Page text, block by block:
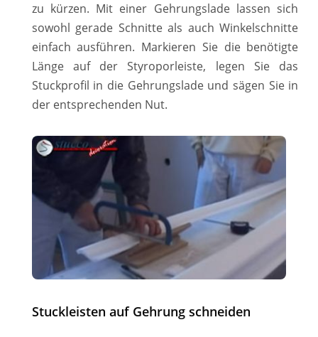
zu kürzen. Mit einer Gehrungslade lassen sich
sowohl gerade Schnitte als auch Winkelschnitte
einfach ausführen. Markieren Sie die benötigte
Länge auf der Styroporleiste, legen Sie das
Stuckprofil in die Gehrungslade und sägen Sie in
der entsprechenden Nut.
Stuckleisten auf Gehrung schneiden